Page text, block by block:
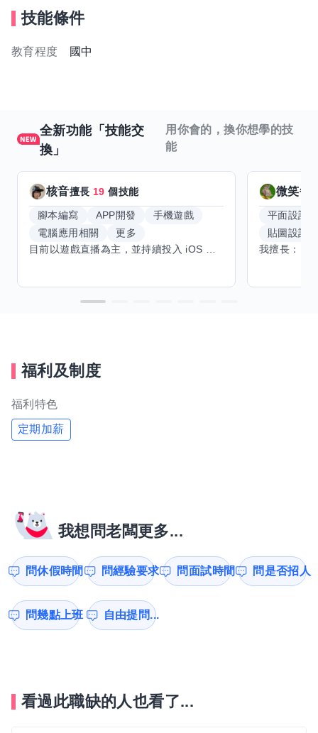
技能條件
教育程度 國中
全新功能「技能交
換」
用你會的，換你想學的技
能
核音擅長 19 個技能
腳本編寫 APP開發
手機遊戲
電腦應用相關
更多
微笑每
平面設計
貼圖設計
福利及制度
福利特色
定期加薪
我想問老闆更多...
問休假時間 問經驗要求 問面試時間 問是否招人
問幾點上班 自由提問...
看過此職缺的人也看了...